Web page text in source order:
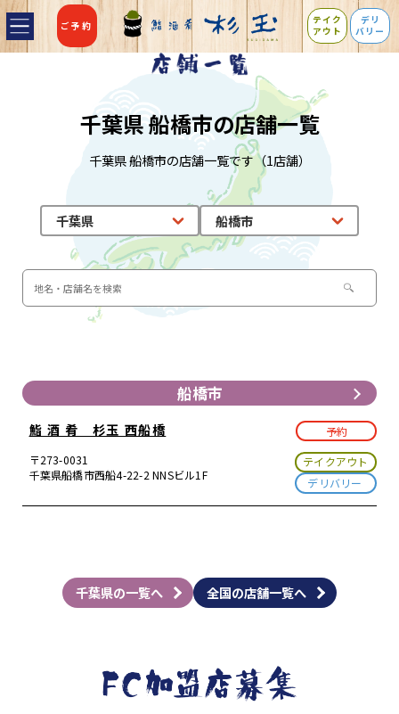
ご予約
テイク
アウト
デリ
バリー
千葉県 船橋市の店舗一覧
千葉県 船橋市の店舗一覧です（1店舗）
船橋市
鮨 酒 肴 杉玉 西船橋
予約
〒273-0031
千葉県船橋市西船4-22-2 NNSビル1F
テイクアウト
デリバリー
千葉県の一覧へ 全国の店舗一覧へ